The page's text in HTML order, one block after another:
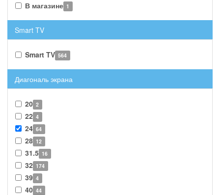
В магазине 1
Smart TV
Smart TV 564
Диагональ экрана
20 2
22 4
24 64
28 12
31.5 16
32 174
39 4
40 44